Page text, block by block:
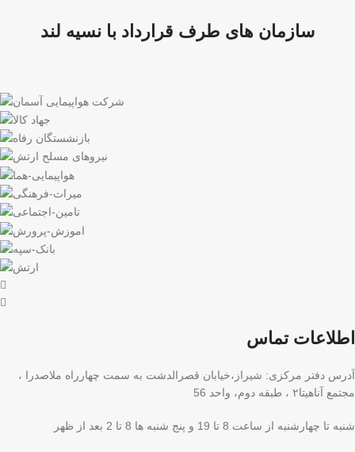
سازمان های طرف قرارداد با نسیه لند
اطلاعات تماس
آدرس دفتر مرکزی: شیراز،خیابان قصرالدشت به سمت چهارراه ملاصدرا ،
مجتمع آناهیتا۲ ، طبقه دوم، واحد 56
شنبه تا چهارشنبه از ساعت 8 تا 19 و پنج شنبه ها 8 تا 2 بعد از ظهر